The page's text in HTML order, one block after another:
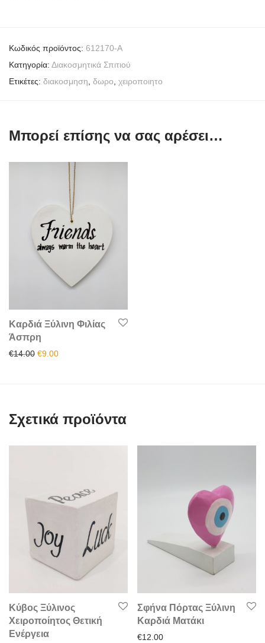
Κωδικός προϊόντος: 612170-A
Κατηγορία: Διακοσμητικά Σπιτιού
Ετικέτες: διακοσμηση δωρο χειροποιητο
Μπορεί επίσης να σας αρέσει…
Καρδιά Ξύλινη Φιλίας
Άσπρη
€14.00 Original price was: €14.00.
€9.00Η τρέχουσα τιμή είναι: €9.00.
Σχετικά προϊόντα
Κύβος Ξύλινος
Χειροποίητος Θετική
Ενέργεια
Σφήνα Πόρτας Ξύλινη
Καρδιά Ματάκι
€12.00